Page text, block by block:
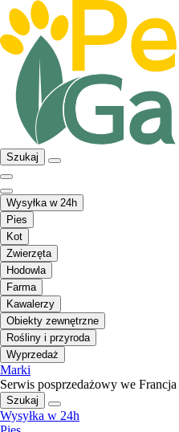
Szukaj
Wysyłka w 24h
Pies
Kot
Zwierzęta
Hodowla
Farma
Kawalerzy
Obiekty zewnętrzne
Rośliny i przyroda
Wyprzedaż
Marki
Serwis posprzedażowy we Francja
Szukaj
Wysyłka w 24h